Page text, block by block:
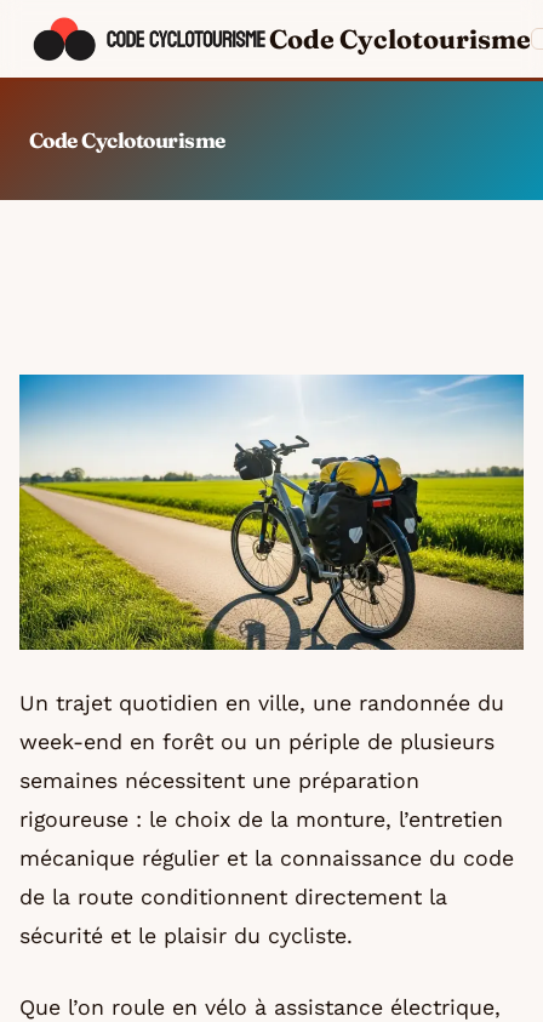
Code Cyclotourisme
Code Cyclotourisme
Un trajet quotidien en ville, une randonnée du
week-end en forêt ou un périple de plusieurs
semaines nécessitent une préparation
rigoureuse : le choix de la monture, l’entretien
mécanique régulier et la connaissance du code
de la route conditionnent directement la
sécurité et le plaisir du cycliste.
Que l’on roule en vélo à assistance électrique,